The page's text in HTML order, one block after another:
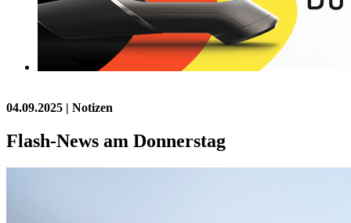
04.09.2025 | Notizen
Flash-News am Donnerstag